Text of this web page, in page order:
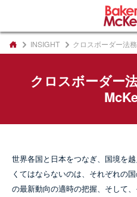
INSIGHT クロスボーダー法
クロスボーダー
世界各国と日本をつなぎ、国境を
くてはならないのは、それぞれの
の最新動向の適時の把握、そして